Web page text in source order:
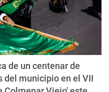
de un centenar de
del municipio en el VII